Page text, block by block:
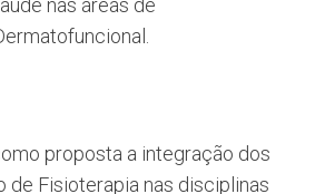
nas áreas de
proposta a integração dos
de Fisioterapia nas disciplinas